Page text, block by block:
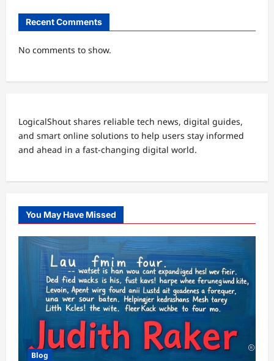
Recent Comments
No comments to show.
LogicalShout shares reliable tech news, digital guides,
and smart online solutions to help users stay informed
and ahead in a fast-changing digital world.
You May Have Missed
Blog